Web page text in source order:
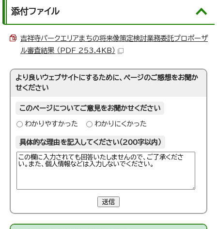
添付ファイル
吉祥寺パークエリアまちの将来像策定検討業務委託プロポーザ
ル審査結果 （PDF 253.4KB）
より良いウェブサイトにするために、ページのご感想をお聞か
せください
このページについてご意見をお聞かせください
わかりやすかった わかりにくかった
具体的な理由を記入してください（200字以内）
送信